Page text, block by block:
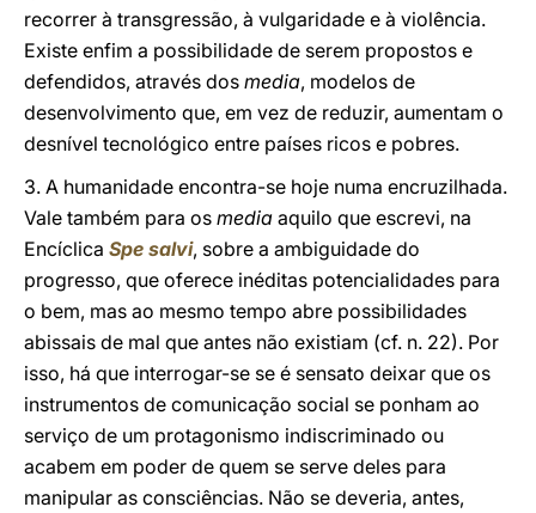
recorrer à transgressão, à vulgaridade e à violência.
Existe enfim a possibilidade de serem propostos e
defendidos, através dos media, modelos de
desenvolvimento que, em vez de reduzir, aumentam o
desnível tecnológico entre países ricos e pobres.
3. A humanidade encontra-se hoje numa encruzilhada.
Vale também para os media aquilo que escrevi, na
Encíclica Spe salvi, sobre a ambiguidade do
progresso, que oferece inéditas potencialidades para
o bem, mas ao mesmo tempo abre possibilidades
abissais de mal que antes não existiam (cf. n. 22). Por
isso, há que interrogar-se se é sensato deixar que os
instrumentos de comunicação social se ponham ao
serviço de um protagonismo indiscriminado ou
acabem em poder de quem se serve deles para
manipular as consciências. Não se deveria, antes,